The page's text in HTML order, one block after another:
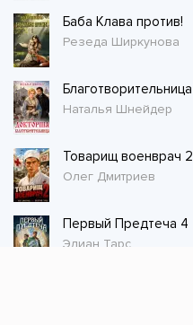
Баба Клава против!
Резеда Ширкунова
Благотворительница
Наталья Шнейдер
Товарищ военврач 2
Олег Дмитриев
Первый Предтеча 4
Элиан Тарс